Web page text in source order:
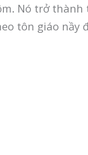
Nó trở
tôn giáo nầy